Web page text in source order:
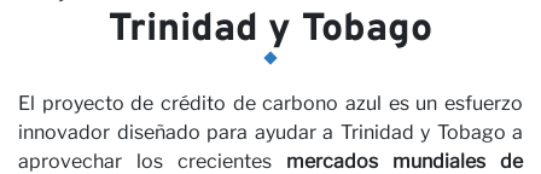
Trinidad y Tobago
El proyecto de crédito de carbono azul es un esfuerzo
innovador diseñado para ayudar a Trinidad y Tobago a
aprovechar los crecientes mercados mundiales de